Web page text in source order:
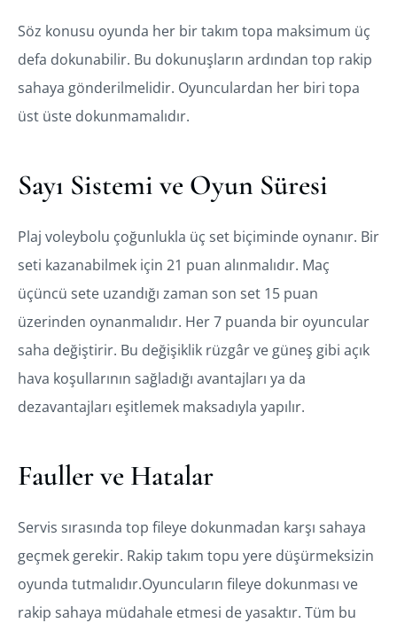
Söz konusu oyunda her bir takım topa maksimum üç
defa dokunabilir. Bu dokunuşların ardından top rakip
sahaya gönderilmelidir. Oyunculardan her biri topa
üst üste dokunmamalıdır.
Sayı Sistemi ve Oyun Süresi
Plaj voleybolu çoğunlukla üç set biçiminde oynanır. Bir
seti kazanabilmek için 21 puan alınmalıdır. Maç
üçüncü sete uzandığı zaman son set 15 puan
üzerinden oynanmalıdır. Her 7 puanda bir oyuncular
saha değiştirir. Bu değişiklik rüzgâr ve güneş gibi açık
hava koşullarının sağladığı avantajları ya da
dezavantajları eşitlemek maksadıyla yapılır.
Fauller ve Hatalar
Servis sırasında top fileye dokunmadan karşı sahaya
geçmek gerekir. Rakip takım topu yere düşürmeksizin
oyunda tutmalıdır.Oyuncuların fileye dokunması ve
rakip sahaya müdahale etmesi de yasaktır. Tüm bu